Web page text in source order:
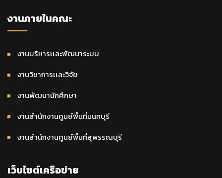
งานภายในคณะ
งานบริหารเเละพัฒนาระบบ
งานวิชาการเเละวิจัย
งานพัฒนานักศึกษา
งานสำนักงานศูนย์พื้นที่นนทบุรี
งานสำนักงานศูนย์พื้นที่สุพรรณบุรี
เว็บไซต์เครือข่าย